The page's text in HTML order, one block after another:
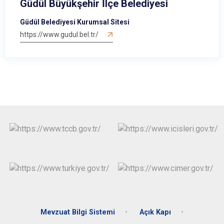
Gölbaşı
Yenimahalle
Pursaklar
Güdül Büyükşehir İlçe Belediyesi
Güdül Belediyesi Kurumsal Sitesi
https://www.gudul.bel.tr/
Mevzuat Bilgi Sistemi Açık Kapı